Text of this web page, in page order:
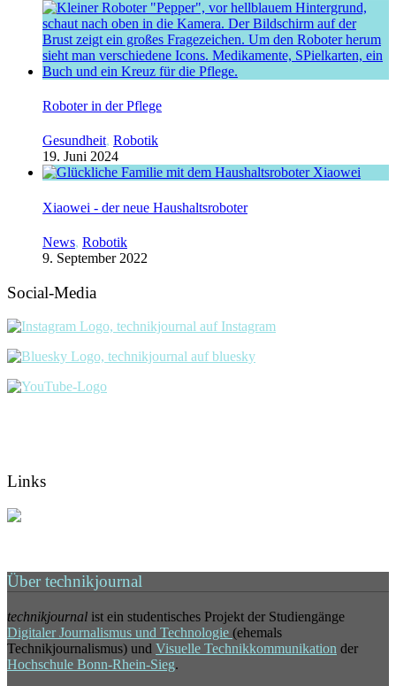
Roboter in der Pflege
Gesundheit, Robotik
19. Juni 2024
Xiaowei - der neue Haushaltsroboter
News, Robotik
9. September 2022
Social-Media
Links
Über technikjournal
technikjournal ist ein studentisches Projekt der Studiengänge
Digitaler Journalismus und Technologie (ehemals
Technikjournalismus) und Visuelle Technikkommunikation der
Hochschule Bonn-Rhein-Sieg.